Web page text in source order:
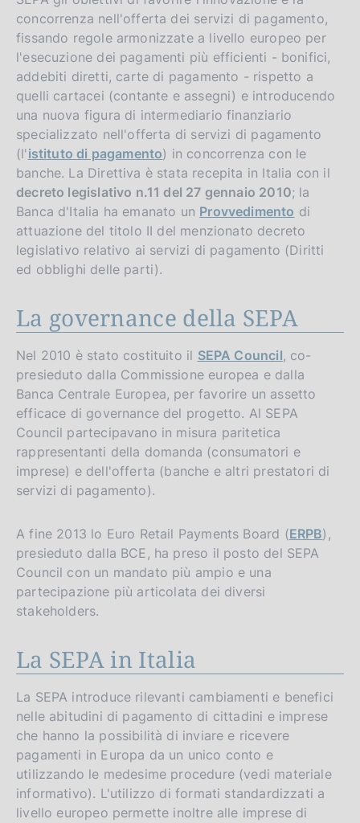
concorrenza nell'offerta dei servizi di pagamento,
fissando regole armonizzate a livello europeo per
l'esecuzione dei pagamenti più efficienti - bonifici,
addebiti diretti, carte di pagamento - rispetto a
quelli cartacei (contante e assegni) e introducendo
una nuova figura di intermediario finanziario
specializzato nell'offerta di servizi di pagamento
(l'istituto di pagamento) in concorrenza con le
banche. La Direttiva è stata recepita in Italia con il
decreto legislativo n.11 del 27 gennaio 2010; la
Banca d'Italia ha emanato un Provvedimento di
attuazione del titolo II del menzionato decreto
legislativo relativo ai servizi di pagamento (Diritti
ed obblighi delle parti).
La governance della SEPA
Nel 2010 è stato costituito il SEPA Council, co-
presieduto dalla Commissione europea e dalla
Banca Centrale Europea, per favorire un assetto
efficace di governance del progetto. Al SEPA
Council partecipavano in misura paritetica
rappresentanti della domanda (consumatori e
imprese) e dell'offerta (banche e altri prestatori di
servizi di pagamento).
A fine 2013 lo Euro Retail Payments Board (ERPB),
presieduto dalla BCE, ha preso il posto del SEPA
Council con un mandato più ampio e una
partecipazione più articolata dei diversi
stakeholders.
La SEPA in Italia
La SEPA introduce rilevanti cambiamenti e benefici
nelle abitudini di pagamento di cittadini e imprese
che hanno la possibilità di inviare e ricevere
pagamenti in Europa da un unico conto e
utilizzando le medesime procedure (vedi materiale
informativo). L'utilizzo di formati standardizzati a
livello europeo permette inoltre alle imprese di